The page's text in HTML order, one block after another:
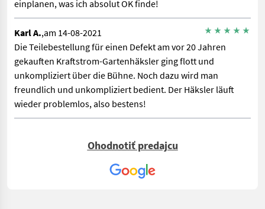
einplanen, was ich absolut OK finde!
Karl A.,am 14-08-2021
Die Teilebestellung für einen Defekt am vor 20 Jahren
gekauften Kraftstrom-Gartenhäksler ging flott und
unkompliziert über die Bühne. Noch dazu wird man
freundlich und unkompliziert bedient. Der Häksler läuft
wieder problemlos, also bestens!
Ohodnotiť predajcu